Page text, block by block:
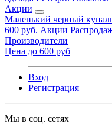
Акции
Маленький черный
600 руб. Акции
Производители
Цена до 600 руб
Вход
Регистрация
Мы в соц. сетях